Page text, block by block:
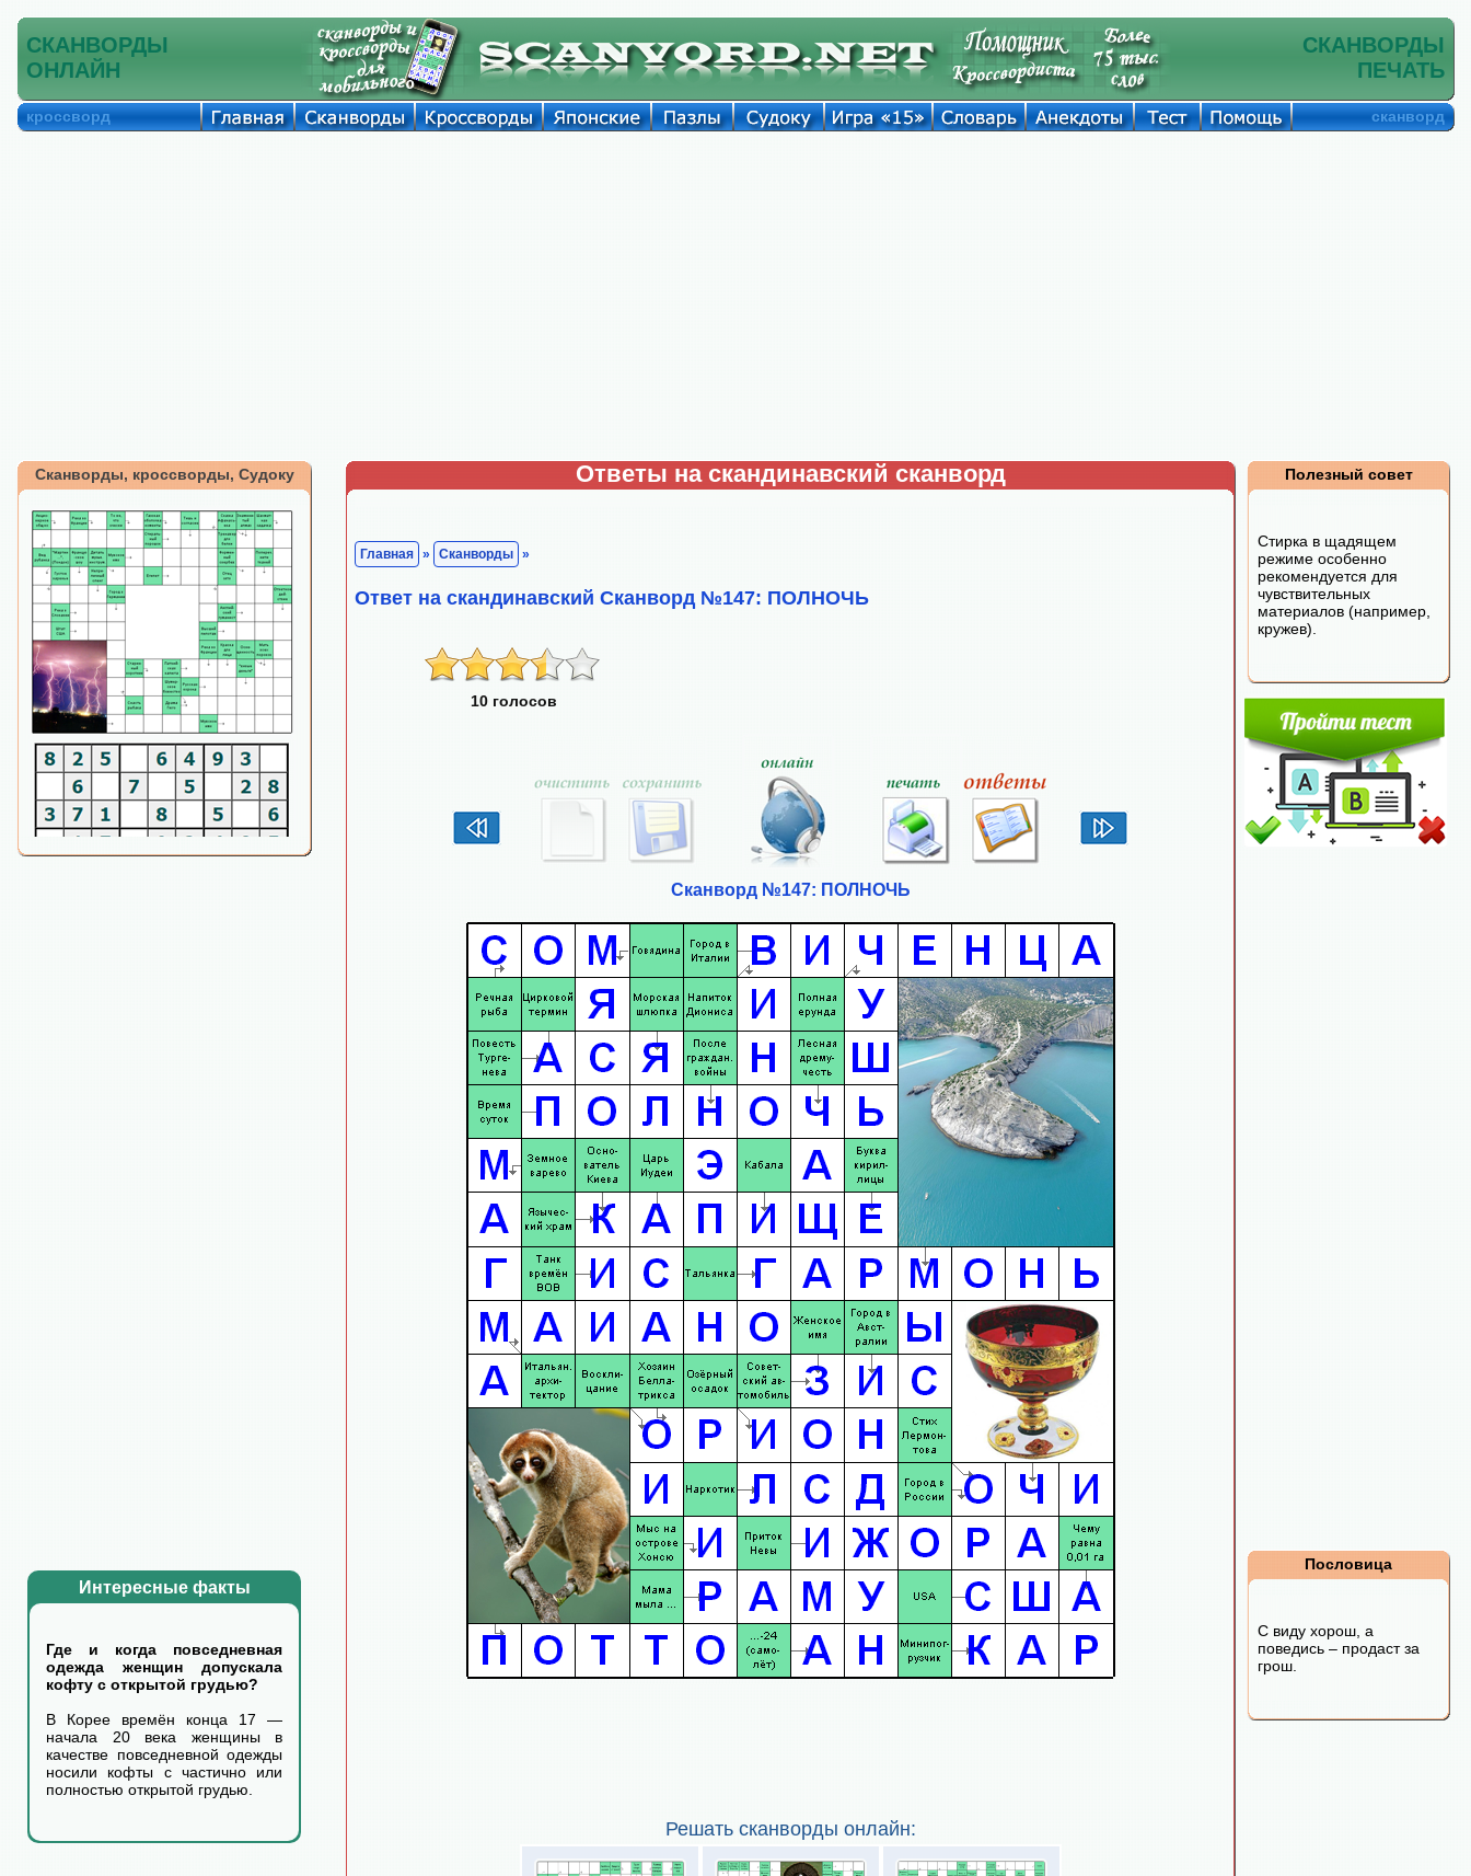
СКАНВОРДЫ
ОНЛАЙН
СКАНВОРДЫ
ПЕЧАТЬ
кроссворд сканворд
Сканворды, кроссворды, Судоку
Интересные факты
Где и когда повседневная
одежда женщин допускала
кофту с открытой грудью?
В Корее времён конца 17 —
начала 20 века женщины в
качестве повседневной одежды
носили кофты с частично или
полностью открытой грудью.
Ответы на скандинавский сканворд
Главная » Сканворды »
Ответ на скандинавский Сканворд №147: ПОЛНОЧЬ
10 голосов
Сканворд №147: ПОЛНОЧЬ
Решать сканворды онлайн:
Полезный совет
Стирка в щадящем
режиме особенно
рекомендуется для
чувствительных
материалов (например,
кружев).
Пословица
С виду хорош, а
поведись – продаст за
грош.